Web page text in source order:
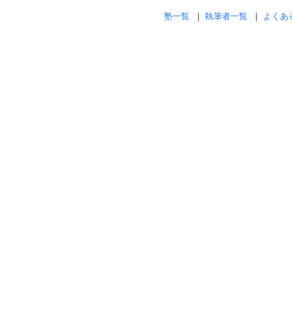
塾一覧 執筆者一覧 よくあ